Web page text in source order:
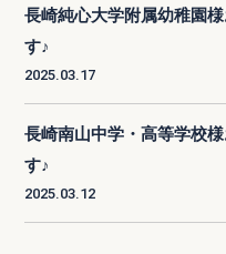
長崎純心大学附属幼稚園
す♪
2025.03.17
長崎南山中学・高等学校
す♪
2025.03.12